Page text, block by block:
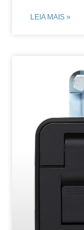
LEIA MAIS »